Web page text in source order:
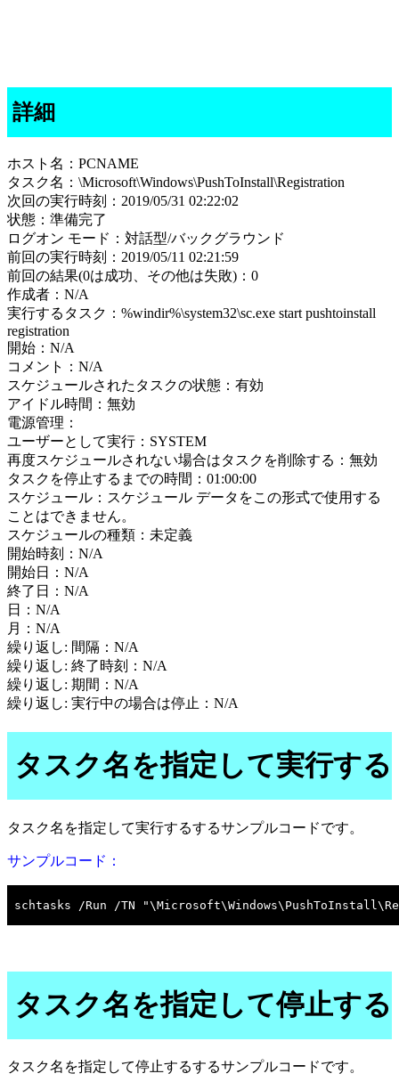
詳細
ホスト名：PCNAME
タスク名：\Microsoft\Windows\PushToInstall\Registration
次回の実行時刻：2019/05/31 02:22:02
状態：準備完了
ログオン モード：対話型/バックグラウンド
前回の実行時刻：2019/05/11 02:21:59
前回の結果(0は成功、その他は失敗)：0
作成者：N/A
実行するタスク：%windir%\system32\sc.exe start pushtoinstall
registration
開始：N/A
コメント：N/A
スケジュールされたタスクの状態：有効
アイドル時間：無効
電源管理：
ユーザーとして実行：SYSTEM
再度スケジュールされない場合はタスクを削除する：無効
タスクを停止するまでの時間：01:00:00
スケジュール：スケジュール データをこの形式で使用する
ことはできません。
スケジュールの種類：未定義
開始時刻：N/A
開始日：N/A
終了日：N/A
日：N/A
月：N/A
繰り返し: 間隔：N/A
繰り返し: 終了時刻：N/A
繰り返し: 期間：N/A
繰り返し: 実行中の場合は停止：N/A
タスク名を指定して実行する
タスク名を指定して実行するするサンプルコードです。
サンプルコード：
タスク名を指定して停止する
タスク名を指定して停止するするサンプルコードです。